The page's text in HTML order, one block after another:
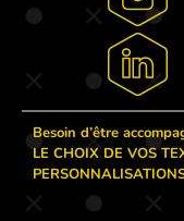
Besoin d’être
LE CHOIX DE VOS